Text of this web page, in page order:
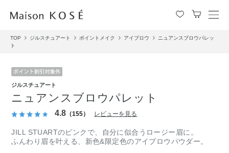
メ
TOP ジルスチュアート ポイントメイク アイブロウ
ニュアンスブロウパレッ
ト
ジルスチュアート
ニュアンスブロウパレット
4.8 （155） レビューを見る
JILL STUARTのピンクで、自分に似合うロージー眉に。
ふんわり眉を叶える、新色&限定色のアイブロウパウダー。